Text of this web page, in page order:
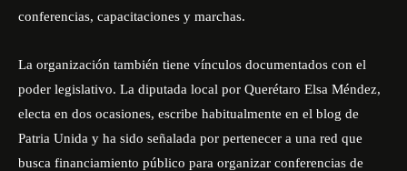
conferencias, capacitaciones y marchas.
La organización también tiene vínculos documentados con el
poder legislativo. La diputada local por Querétaro Elsa Méndez,
electa en dos ocasiones, escribe habitualmente en el blog de
Patria Unida y ha sido señalada por pertenecer a una red que
busca financiamiento público para organizar conferencias de